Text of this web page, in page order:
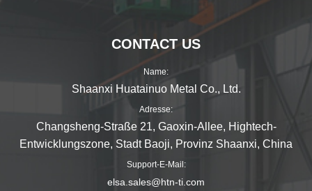
CONTACT US
Name:
Shaanxi Huatainuo Metal Co., Ltd.
Adresse:
Changsheng-Straße 21, Gaoxin-Allee, Hightech-
Entwicklungszone, Stadt Baoji, Provinz Shaanxi, China
Support-E-Mail:
elsa.sales@htn-ti.com